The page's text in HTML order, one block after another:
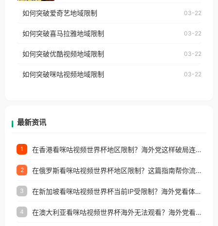
使用番茄回国加速器，即可解决「海外用户收听腾讯
台湾、美国、加拿大、澳大利亚、欧洲等国家和地区
权限制所困扰。
播放”的提示语。 海外用户如香港、澳门、台湾、美
国、加拿大、澳大利亚、欧洲等国家和地区时，网易
制问题，且仅能在中国大陆地区播放。 遇到这个问题
户收听网易云音乐地区版权限制」的问题，无论人在
如何突破爱奇艺地域限制 03-22
如何突破喜马拉雅地域限制 03-22
如何突破优酷视频地域限制 03-22
如何突破咪咕视频地域限制 03-22
最新资讯
1 在香港看咪咕视频世界杯地区限制？海外党这样破局连看7天不卡顿！
2 在俄罗斯看咪咕视频世界杯地区限制？这篇指南帮你流畅看中文解说赛事
3 在新加坡看咪咕视频世界杯当前IP受限制？海外党看体育赛事的终极破局指南
4 在澳大利亚看咪咕视频世界杯海外无法观看？海外党看国内体育直播的终极解法